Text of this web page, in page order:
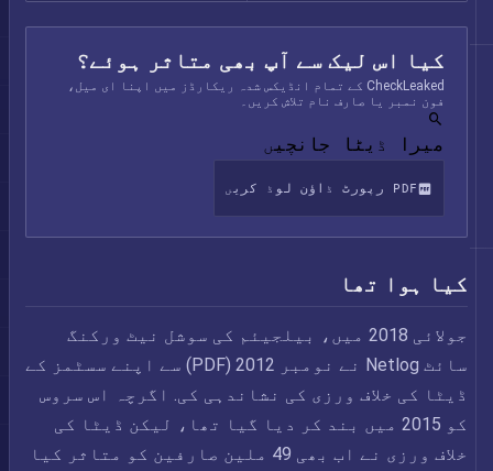
کیا اس لیک سے آپ بھی متاثر ہوئے؟
CheckLeaked کے تمام انڈیکس شدہ ریکارڈز میں اپنا ای میل،
فون نمبر یا صارف نام تلاش کریں۔
میرا ڈیٹا جانچیں
PDF رپورٹ ڈاؤن لوڈ کریں
کیا ہوا تھا
جولائی 2018 میں، بیلجیئم کی سوشل نیٹ ورکنگ
سائٹ Netlog نے نومبر 2012 (PDF) سے اپنے سسٹمز کے
ڈیٹا کی خلاف ورزی کی نشاندہی کی. اگرچہ اس سروس
کو 2015 میں بند کر دیا گیا تھا، لیکن ڈیٹا کی
خلاف ورزی نے اب بھی 49 ملین صارفین کو متاثر کیا